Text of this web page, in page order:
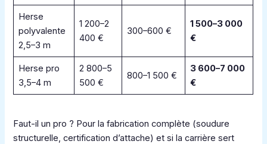
Herse
polyvalente
2,5–3 m
1 200–2
400 €
300–600 €
1 500–3 000
€
Herse pro
3,5–4 m
2 800–5
500 €
800–1 500 €
3 600–7 000
€
Faut-il un pro ? Pour la fabrication complète (soudure
structurelle, certification d’attache) et si la carrière sert